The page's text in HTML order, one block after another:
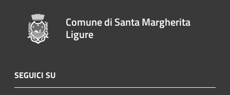
Comune di Santa Margherita
Ligure
SEGUICI SU